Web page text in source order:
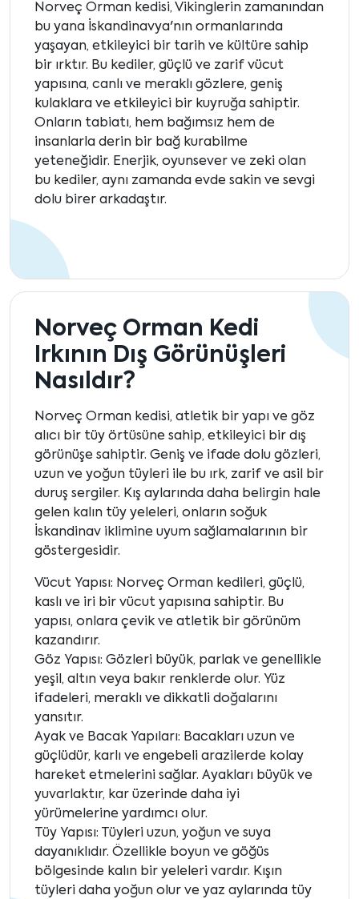
Norveç Orman kedisi, Vikinglerin zamanından
bu yana İskandinavya'nın ormanlarında
yaşayan, etkileyici bir tarih ve kültüre sahip
bir ırktır. Bu kediler, güçlü ve zarif vücut
yapısına, canlı ve meraklı gözlere, geniş
kulaklara ve etkileyici bir kuyruğa sahiptir.
Onların tabiatı, hem bağımsız hem de
insanlarla derin bir bağ kurabilme
yeteneğidir. Enerjik, oyunsever ve zeki olan
bu kediler, aynı zamanda evde sakin ve sevgi
dolu birer arkadaştır.
Norveç Orman Kedi
Irkının Dış Görünüşleri
Nasıldır?
Norveç Orman kedisi, atletik bir yapı ve göz
alıcı bir tüy örtüsüne sahip, etkileyici bir dış
görünüşe sahiptir. Geniş ve ifade dolu gözleri,
uzun ve yoğun tüyleri ile bu ırk, zarif ve asil bir
duruş sergiler. Kış aylarında daha belirgin hale
gelen kalın tüy yeleleri, onların soğuk
İskandinav iklimine uyum sağlamalarının bir
göstergesidir.
Vücut Yapısı: Norveç Orman kedileri, güçlü,
kaslı ve iri bir vücut yapısına sahiptir. Bu
yapısı, onlara çevik ve atletik bir görünüm
kazandırır.
Göz Yapısı: Gözleri büyük, parlak ve genellikle
yeşil, altın veya bakır renklerde olur. Yüz
ifadeleri, meraklı ve dikkatli doğalarını
yansıtır.
Ayak ve Bacak Yapıları: Bacakları uzun ve
güçlüdür, karlı ve engebeli arazilerde kolay
hareket etmelerini sağlar. Ayakları büyük ve
yuvarlaktır, kar üzerinde daha iyi
yürümelerine yardımcı olur.
Tüy Yapısı: Tüyleri uzun, yoğun ve suya
dayanıklıdır. Özellikle boyun ve göğüs
bölgesinde kalın bir yeleleri vardır. Kışın
tüyleri daha yoğun olur ve yaz aylarında tüy